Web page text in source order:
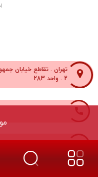
تهران . تقاطع خیابان
2 . واحد 283